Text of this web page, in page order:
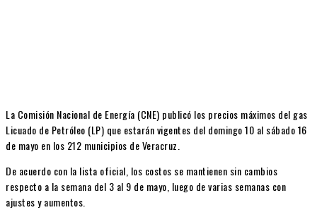
La Comisión Nacional de Energía (CNE) publicó los precios máximos del gas
Licuado de Petróleo (LP) que estarán vigentes del domingo 10 al sábado 16
de mayo en los 212 municipios de Veracruz.
De acuerdo con la lista oficial, los costos se mantienen sin cambios
respecto a la semana del 3 al 9 de mayo, luego de varias semanas con
ajustes y aumentos.